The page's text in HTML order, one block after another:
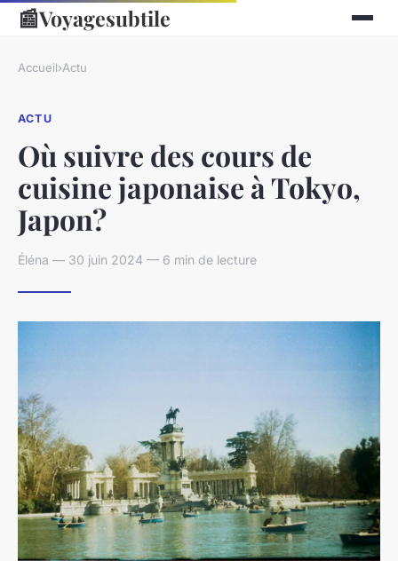
📰Voyagesubtile
Accueil›Actu
ACTU
Où suivre des cours de
cuisine japonaise à Tokyo,
Japon?
Éléna — 30 juin 2024 — 6 min de lecture